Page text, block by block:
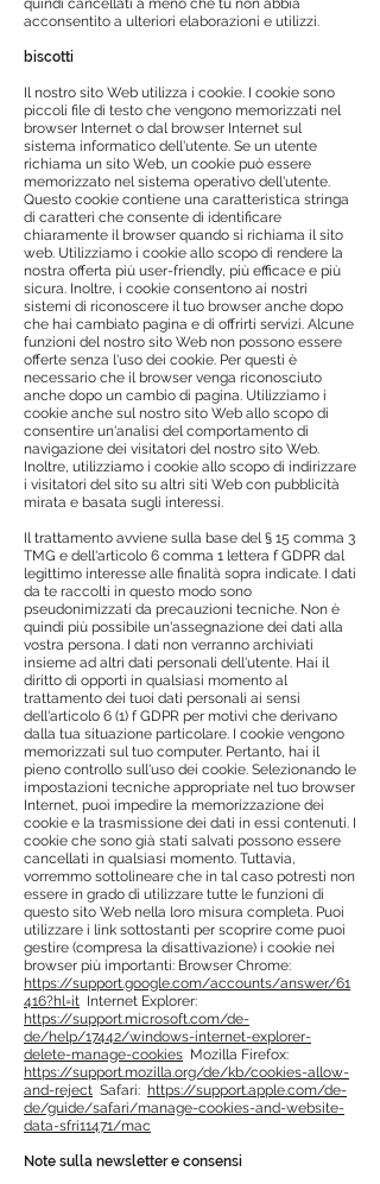
quindi cancellati a meno che tu non abbia
acconsentito a ulteriori elaborazioni e utilizzi.
biscotti
Il nostro sito Web utilizza i cookie. I cookie sono
piccoli file di testo che vengono memorizzati nel
browser Internet o dal browser Internet sul
sistema informatico dell'utente. Se un utente
richiama un sito Web, un cookie può essere
memorizzato nel sistema operativo dell'utente.
Questo cookie contiene una caratteristica stringa
di caratteri che consente di identificare
chiaramente il browser quando si richiama il sito
web. Utilizziamo i cookie allo scopo di rendere la
nostra offerta più user-friendly, più efficace e più
sicura. Inoltre, i cookie consentono ai nostri
sistemi di riconoscere il tuo browser anche dopo
che hai cambiato pagina e di offrirti servizi. Alcune
funzioni del nostro sito Web non possono essere
offerte senza l'uso dei cookie. Per questi è
necessario che il browser venga riconosciuto
anche dopo un cambio di pagina. Utilizziamo i
cookie anche sul nostro sito Web allo scopo di
consentire un'analisi del comportamento di
navigazione dei visitatori del nostro sito Web.
Inoltre, utilizziamo i cookie allo scopo di indirizzare
i visitatori del sito su altri siti Web con pubblicità
mirata e basata sugli interessi.
Il trattamento avviene sulla base del § 15 comma 3
TMG e dell'articolo 6 comma 1 lettera f GDPR dal
legittimo interesse alle finalità sopra indicate. I dati
da te raccolti in questo modo sono
pseudonimizzati da precauzioni tecniche. Non è
quindi più possibile un'assegnazione dei dati alla
vostra persona. I dati non verranno archiviati
insieme ad altri dati personali dell'utente. Hai il
diritto di opporti in qualsiasi momento al
trattamento dei tuoi dati personali ai sensi
dell'articolo 6 (1) f GDPR per motivi che derivano
dalla tua situazione particolare. I cookie vengono
memorizzati sul tuo computer. Pertanto, hai il
pieno controllo sull'uso dei cookie. Selezionando le
impostazioni tecniche appropriate nel tuo browser
Internet, puoi impedire la memorizzazione dei
cookie e la trasmissione dei dati in essi contenuti. I
cookie che sono già stati salvati possono essere
cancellati in qualsiasi momento. Tuttavia,
vorremmo sottolineare che in tal caso potresti non
essere in grado di utilizzare tutte le funzioni di
questo sito Web nella loro misura completa. Puoi
utilizzare i link sottostanti per scoprire come puoi
gestire (compresa la disattivazione) i cookie nei
browser più importanti: Browser Chrome:
https://support.google.com/accounts/answer/61
416?hl=it Internet Explorer:
https://support.microsoft.com/de-
de/help/17442/windows-internet-explorer-
delete-manage-cookies Mozilla Firefox:
https://support.mozilla.org/de/kb/cookies-allow-
and-reject Safari: https://support.apple.com/de-
de/guide/safari/manage-cookies-and-website-
data-sfri11471/mac
Note sulla newsletter e consensi